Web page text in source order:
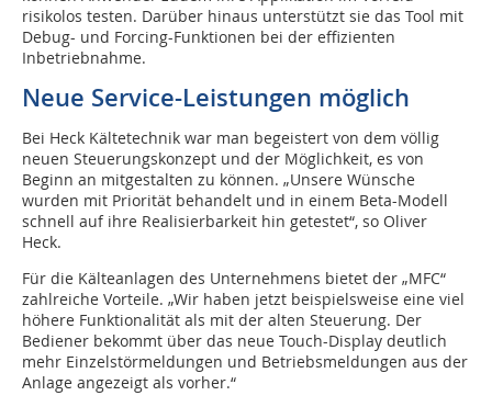
risikolos testen. Darüber hinaus unterstützt sie das Tool mit
Debug- und Forcing-Funktionen bei der effizienten
Inbetriebnahme.
Neue Service-Leistungen möglich
Bei Heck Kältetechnik war man begeistert von dem völlig
neuen Steuerungskonzept und der Möglichkeit, es von
Beginn an mitgestalten zu können. „Unsere Wünsche
wurden mit Priorität behandelt und in einem Beta-Modell
schnell auf ihre Realisierbarkeit hin getestet“, so Oliver
Heck.
Für die Kälteanlagen des Unternehmens bietet der „MFC“
zahlreiche Vorteile. „Wir haben jetzt beispielsweise eine viel
höhere Funktionalität als mit der alten Steuerung. Der
Bediener bekommt über das neue Touch-Display deutlich
mehr Einzelstörmeldungen und Betriebsmeldungen aus der
Anlage angezeigt als vorher.“